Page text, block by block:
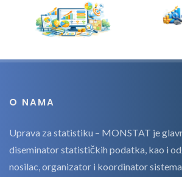
O NAMA
Uprava za statistiku – MONSTAT je
diseminator statističkih podatka, kao i
nosilac, organizator i koordinator